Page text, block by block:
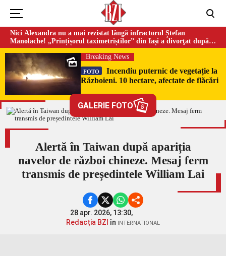
Nici Alexandra nu a mai rezistat lângă infractorul Ștefan
Manolache! „Prințișorul taximetriștilor” din Iași a divorţat după
doi ani de căsnicie
Breaking News
FOTO
Incendiu puternic de vegetație la
Războieni. 10 hectare, afectate de flăcări
GALERIE FOTO 5
Alertă în Taiwan după apariția
navelor de război chineze. Mesaj ferm
transmis de președintele William Lai
28 apr. 2026, 13:30,
Redacția BZI în INTERNATIONAL